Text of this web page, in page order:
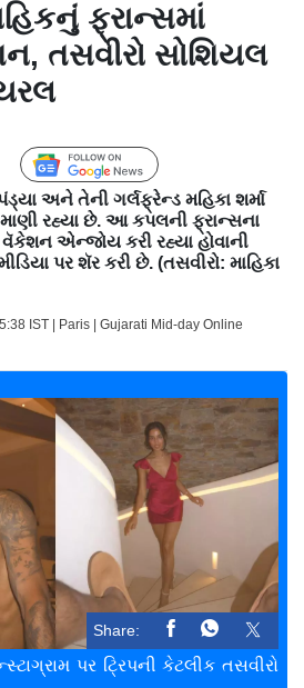
ફ્રાન્સમાં
તસવીરો સોશિયલ
Follow Us
અને તેની ગર્લફ્રેન્ડ મહિકા શર્મા
રહ્યા છે. આ કપલની ફ્રાન્સના
વૅકેશન એન્જોય કરી રહ્યા હોવાની
પર શૅર કરી છે. (તસવીરો: માહિકા
IST | Paris | Gujarati Mid-day Online
Share:
પર ટ્રિપની કેટલીક તસવીરો